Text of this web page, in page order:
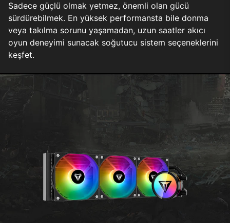
Sadece güçlü olmak yetmez, önemli olan gücü
sürdürebilmek. En yüksek performansta bile donma
veya takılma sorunu yaşamadan, uzun saatler akıcı
oyun deneyimi sunacak soğutucu sistem seçeneklerini
keşfet.